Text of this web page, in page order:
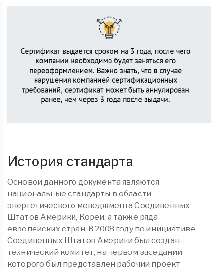
История стандарта
Основой данного документа являются
национальные стандарты в области
энергетического менеджмента Соединенных
Штатов Америки, Кореи, а также ряда
европейских стран. В 2008 году по инициативе
Соединенных Штатов Америки был создан
технический комитет, на первом заседании
которого был представлен рабочий проект